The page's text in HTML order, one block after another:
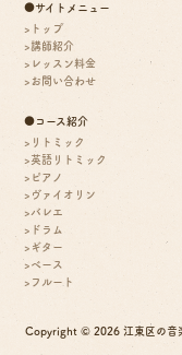
●サイトメニュー
トップ
講師紹介
レッスン料金
お問い合わせ
●コース紹介
リトミック
英語リトミック
ピアノ
ヴァイオリン
バレエ
ドラム
ギター
ベース
フルート
Copyright © 2026 江東区の音